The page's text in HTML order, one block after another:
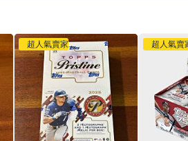
超人氣賣家 超人氣賣